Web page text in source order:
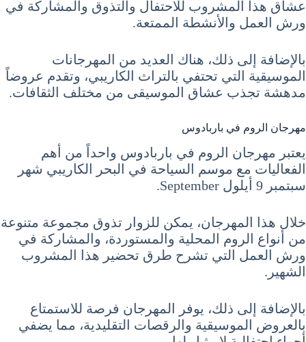
عشاق هذا المشروب للاحتفال والتذوق والمشاركة في
ورش العمل والأنشطة الممتعة.
بالإضافة إلى ذلك، هناك العديد من المهرجانات
الموسيقية التي تحتفي بالتراث الكاريبي، وتقدم عروضاً
مدهشة تجذب عشاق الموسيقى من مختلف الثقافات.
مهرجان الروم في باربادوس
يعتبر مهرجان الروم في باربادوس واحداً من أهم
الفعاليات مع موسم السياحة في البحر الكاريبي شهر
سبتمبر 9 أيلول September.
خلال هذا المهرجان، يمكن للزوار تذوق مجموعة متنوعة
من أنواع الروم المحلية والمستوردة، والمشاركة في
ورش العمل التي تشرح طرق تحضير هذا المشروب
الشهير.
بالإضافة إلى ذلك، يوفر المهرجان فرصة للاستمتاع
بالعروض الموسيقية والرقصات التقليدية، مما يضفي